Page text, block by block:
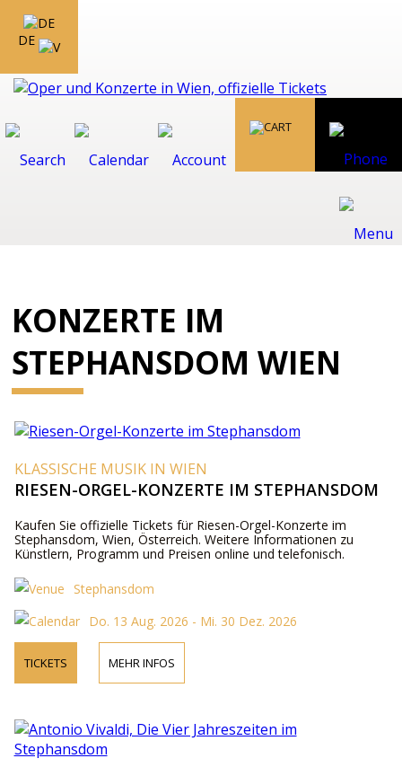
DE
KONZERTE IM
STEPHANSDOM WIEN
KLASSISCHE MUSIK IN WIEN
RIESEN-ORGEL-KONZERTE IM STEPHANSDOM
Kaufen Sie offizielle Tickets für Riesen-Orgel-Konzerte im
Stephansdom, Wien, Österreich. Weitere Informationen zu
Künstlern, Programm und Preisen online und telefonisch.
Stephansdom
Do. 13 Aug. 2026 - Mi. 30 Dez. 2026
TICKETS MEHR INFOS